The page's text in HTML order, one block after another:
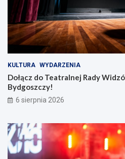
KULTURA WYDARZENIA
Dołącz do Teatralnej Rady
Bydgoszczy!
6 sierpnia 2026